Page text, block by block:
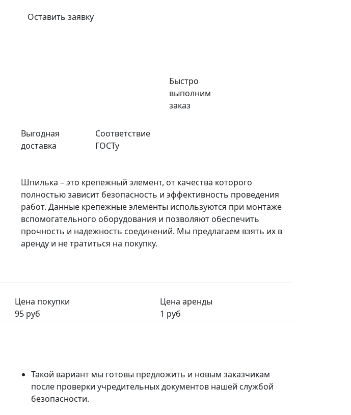
Оставить заявку
Выгодная
доставка
Соответствие
ГОСТу
Быстро
выполним
заказ
Шпилька – это крепежный элемент, от качества которого
полностью зависит безопасность и эффективность проведения
работ. Данные крепежные элементы используются при монтаже
вспомогательного оборудования и позволяют обеспечить
прочность и надежность соединений. Мы предлагаем взять их в
аренду и не тратиться на покупку.
Цена покупки
Цена аренды
95 руб 1 руб
Такой вариант мы готовы предложить и новым заказчикам
после проверки учредительных документов нашей службой
безопасности.